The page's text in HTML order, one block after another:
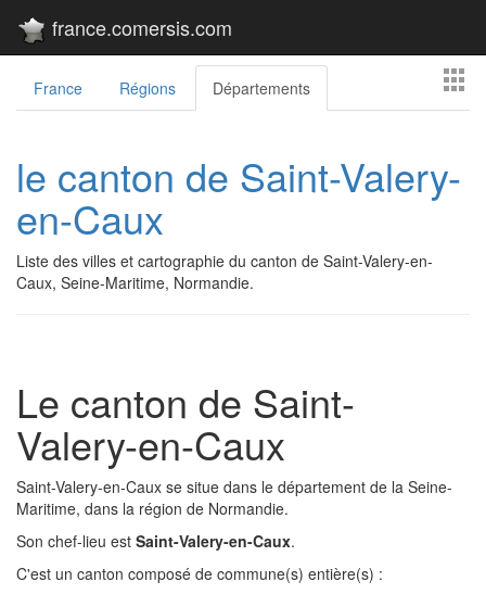
france.comersis.com
France Régions Départements
le canton de Saint-Valery-
en-Caux
Liste des villes et cartographie du canton de Saint-Valery-en-
Caux, Seine-Maritime, Normandie.
Le canton de Saint-
Valery-en-Caux
Saint-Valery-en-Caux se situe dans le département de la Seine-
Maritime, dans la région de Normandie.
Son chef-lieu est Saint-Valery-en-Caux.
C'est un canton composé de commune(s) entière(s) :